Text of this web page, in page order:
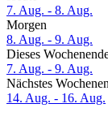
7. Aug. - 8. Aug.
Morgen
8. Aug. - 9. Aug.
Dieses
7. Aug. - 9. Aug.
Nächstes
14. Aug. - 16. Aug.